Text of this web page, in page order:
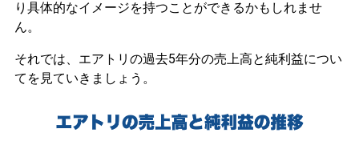
り具体的なイメージを持つことができるかもしれませ
ん。
それでは、エアトリの過去5年分の売上高と純利益につい
てを見ていきましょう。